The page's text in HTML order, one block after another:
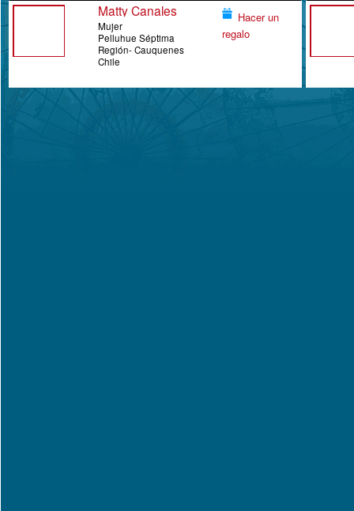
Matty Canales
Mujer
Pelluhue Séptima
Región- Cauquenes
Chile
Hacer un
regalo